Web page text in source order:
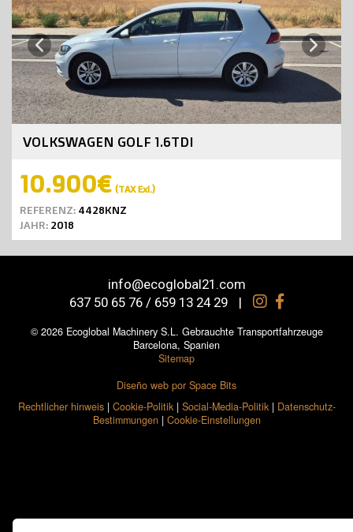
Previous Next
VOLKSWAGEN GOLF 1.6TDI
10.900€ (TAX Exl.)
REFERENZ: 4428KNZ
JAHR: 2018
info@ecoglobal21.com
637 50 65 76 / 659 13 24 29
|
© 2026 Ecoglobal Machinery S.L. Gebrauchte Transportfahrzeuge
Barcelona, Spanien
Sitemap
Diseño web por Space Bits
Rechtlicher hinweis| Cookie-Politik| Social-Media-Politik| Datenschutz-
Bestimmungen| Cookie-Einstellungen